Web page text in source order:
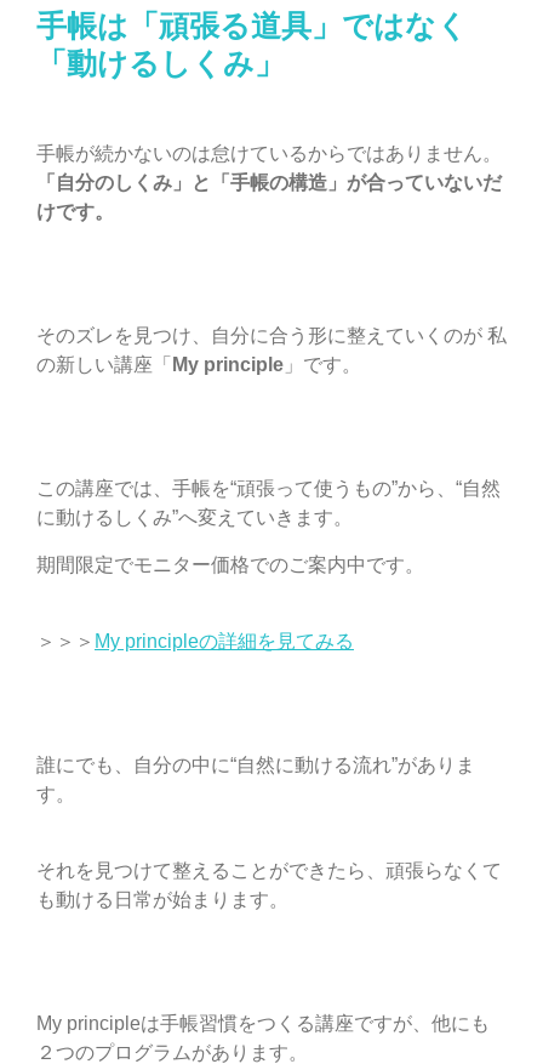
手帳は「頑張る道具」ではなく
「動けるしくみ」
手帳が続かないのは怠けているからではありません。
「自分のしくみ」と「手帳の構造」が合っていないだ
けです。
そのズレを見つけ、自分に合う形に整えていくのが 私
の新しい講座「 My principle 」です。
この講座では、手帳を“頑張って使うもの”から、“自然
に動けるしくみ”へ変えていきます。
期間限定でモニター価格でのご案内中です。
＞＞＞ My principleの詳細を見てみる
誰にでも、自分の中に“自然に動ける流れ”がありま
す。
それを見つけて整えることができたら、頑張らなくて
も動ける日常が始まります。
My principleは手帳習慣をつくる講座ですが、他にも
２つのプログラムがあります。